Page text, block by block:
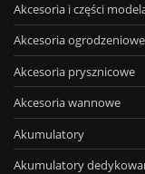
Akcesoria i części
Akcesoria ogrodzeniowe
Akcesoria prysznicowe
Akcesoria wannowe
Akumulatory
Akumulatory